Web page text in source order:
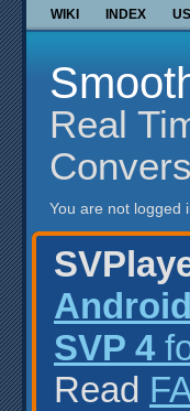
WIKI INDEX
Real
You are not logged
SVP 4
Read